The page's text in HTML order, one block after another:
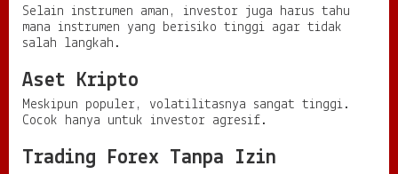
Selain instrumen aman, investor juga harus tahu
mana instrumen yang berisiko tinggi agar tidak
salah langkah.
Aset Kripto
Meskipun populer, volatilitasnya sangat tinggi.
Cocok hanya untuk investor agresif.
Trading Forex Tanpa Izin